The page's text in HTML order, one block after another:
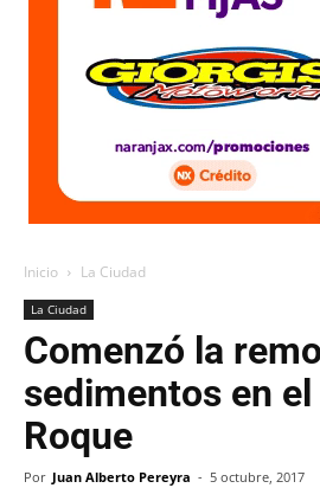
Inicio La Ciudad
La Ciudad
Comenzó la
sedimentos en el
Roque
Por Juan Alberto Pereyra - 5 octubre, 2017